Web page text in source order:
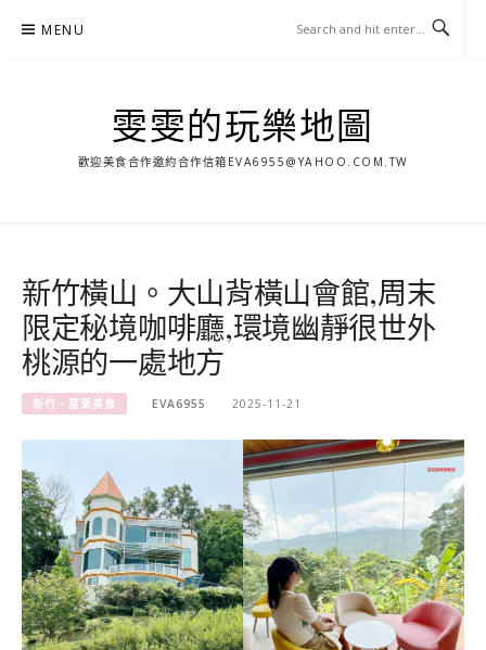
MENU
雯雯的玩樂地圖
歡迎美食合作邀約合作信箱 EVA6955@YAHOO.COM.TW
新竹橫山。大山背橫山會館,周末
限定秘境咖啡廳,環境幽靜很世外
桃源的一處地方
新竹、苗栗美食 EVA6955 2025-11-21